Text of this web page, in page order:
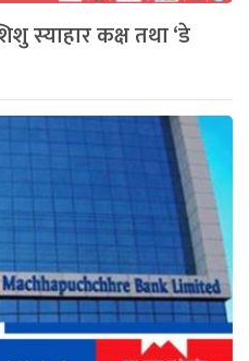
स्याहार कक्ष तथा ‘डे